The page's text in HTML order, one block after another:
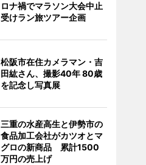
ロナ禍でマラソン大会中止
受けラン旅ツアー企画
松阪市在住カメラマン・吉
田紘さん、撮影40年 80歳
を記念し写真展
三重の水産高生と伊勢市の
食品加工会社がカツオとマ
グロの新商品 累計1500
万円の売上げ